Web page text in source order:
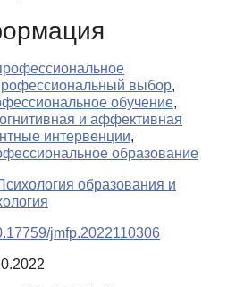
выбор,
обучение,
и аффективная
интервенции,
образование
образования и
jmfp.2022110306